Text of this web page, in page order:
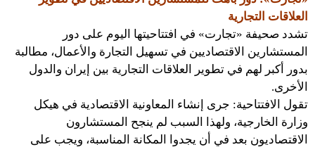
العلاقات التجارية
تشدد صحيفة «تجارت» في افتتاحيتها اليوم على دور
المستشارين الاقتصاديين في تسهيل التجارة والأعمال، مطالبة
بدور أكبر لهم في تطوير العلاقات التجارية بين إيران والدول
الأخرى.
تقول الافتتاحية: جرى إنشاء المعاونية الاقتصادية في هيكل
وزارة الخارجية، ولهذا السبب لم ينجح المستشارون
الاقتصاديون بعد في أن يجدوا المكانة المناسبة، ويجب على